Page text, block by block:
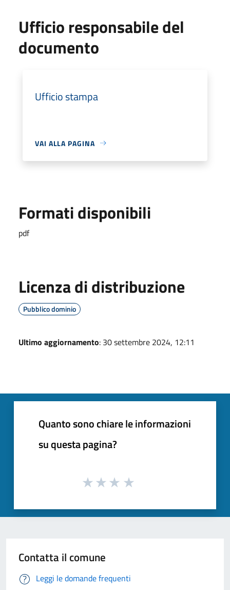
Ufficio responsabile del
documento
Ufficio stampa
VAI ALLA PAGINA
Formati disponibili
pdf
Licenza di distribuzione
Pubblico dominio
Ultimo aggiornamento: 30 settembre 2024, 12:11
Quanto sono chiare le informazioni
su questa pagina?
Contatta il comune
Leggi le domande frequenti